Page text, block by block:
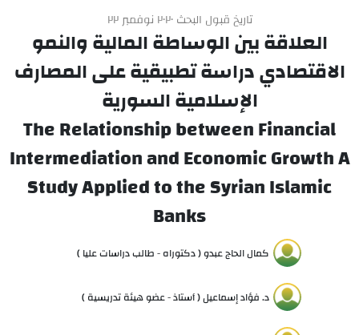
تاريخ قبول البحث ٢٠٢٠ نوفمبر ٢٢
العلاقة بين الوساطة المالية والنمو
الاقتصادي دراسة تطبيقية على المصارف
الإسلامية السورية
The Relationship between Financial
Intermediation and Economic Growth A
Study Applied to the Syrian Islamic
Banks
كمال الحاج عبدو ( دكتوراه - طالب دراسات عليا )
د. فؤاد إسماعيل ( أستاذ - عضو هيئة تدريسية )